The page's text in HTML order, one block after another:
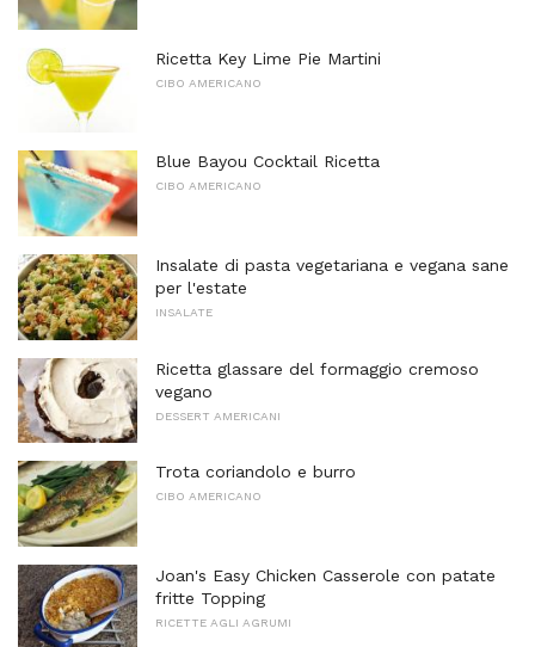
Ricetta Key Lime Pie Martini
CIBO AMERICANO
Blue Bayou Cocktail Ricetta
CIBO AMERICANO
Insalate di pasta vegetariana e vegana sane
per l'estate
INSALATE
Ricetta glassare del formaggio cremoso
vegano
DESSERT AMERICANI
Trota coriandolo e burro
CIBO AMERICANO
Joan's Easy Chicken Casserole con patate
fritte Topping
RICETTE AGLI AGRUMI